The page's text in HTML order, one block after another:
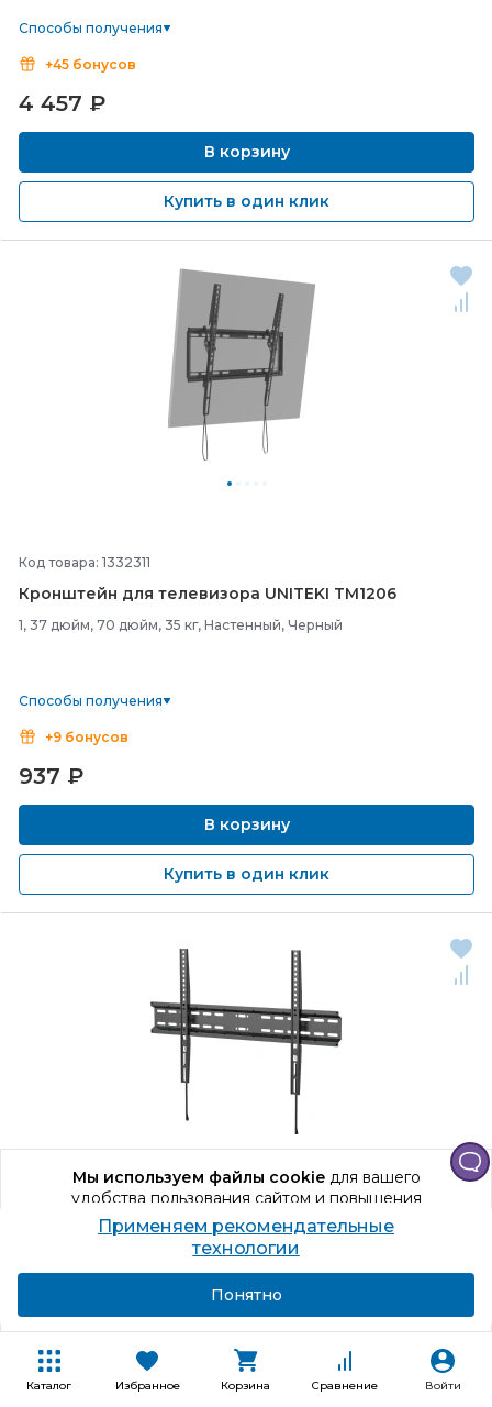
Каталог Избранное Корзина Сравнение Войти
Мы используем файлы cookieдля вашего
удобства пользования сайтом и повышения
качества рекомендаций.
Продолжая использование сайта, вы даете
согласие на обработку персональных данных
Способы получения
+45 бонусов
4 457 ₽
В корзину
Купить в один клик
Код товара: 1332311
Кронштейн для телевизора UNITEKI TM1206
1, 37 дюйм, 70 дюйм, 35 кг, Настенный, Черный
Способы получения
+9 бонусов
937 ₽
В корзину
Купить в один клик
Код товара: 1332312
1, 37 дюйм, 70 дюйм, 35 кг, Настенный, Черный
Способы получения
Применяем рекомендательные
технологии
Понятно